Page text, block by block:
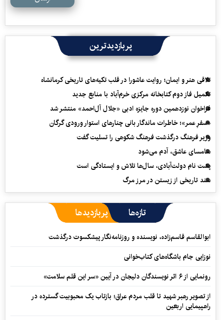
پربازدیدترین
تلاقی هنر و ایمان؛ روایت عاشورا در قلب تکیه‌های تاریخی کرمانشاه
تکمیل فاز دوم کتابخانه مرکزی خرم‌آباد با منابع جدید
فراخوان نوزدهمین دوره جایزه ادبی «جلال آل‌احمد» منتشر شد
«سفرِ عمر»؛ خاطرات ماندگار بانی چنارهای استوار ورودی گرگان
وزیر فرهنگ درگذشت فرهنگ شکوهی را تسلیت گفت
سامسای عاشق، آدم می‌شود
پشت نام دولت‌آبادی، سال‌ها تلاش و ایستادگی است
سند تاریخی از زیستن در مرز مرگ
تازه‌ها پربازدیدها
ابوالقاسم قاسم‌زاده، نویسنده و روزنامه‌نگار پیشکسوت درگذشت
نوزایی جام باشگاه‌های کتاب‌خوانی
رونمایی از ۶ اثر نویسندگان دلیجان در آیین «سر این قلم سلامت»
از تصویر رهبر شهید تا قلب مردم عراق؛ بازتاب یک محبوبیت گسترده در
راهپیمایی اربعین